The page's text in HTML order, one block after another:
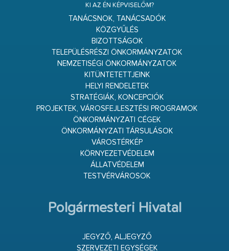
KI AZ ÉN KÉPVISELŐM?
TANÁCSNOK, TANÁCSADÓK
KÖZGYŰLÉS
BIZOTTSÁGOK
TELEPÜLÉSRÉSZI ÖNKORMÁNYZATOK
NEMZETISÉGI ÖNKORMÁNYZATOK
KITÜNTETETTJEINK
HELYI RENDELETEK
STRATÉGIÁK, KONCEPCIÓK
PROJEKTEK, VÁROSFEJLESZTÉSI PROGRAMOK
ÖNKORMÁNYZATI CÉGEK
ÖNKORMÁNYZATI TÁRSULÁSOK
VÁROSTÉRKÉP
KÖRNYEZETVÉDELEM
ÁLLATVÉDELEM
TESTVÉRVÁROSOK
Polgármesteri Hivatal
JEGYZŐ, ALJEGYZŐ
SZERVEZETI EGYSÉGEK